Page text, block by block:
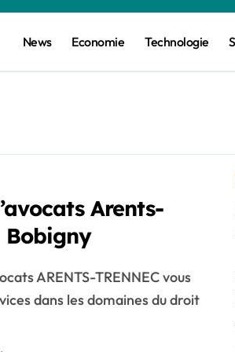
News Economie Technologie
Arents-
Trennec à Bobigny
dans les domaines du droit